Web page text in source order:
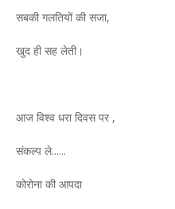
सबकी गलतियों की सजा,
खुद ही सह लेती।
आज विश्व धरा दिवस पर ,
संकल्प ले......
कोरोना की आपदा